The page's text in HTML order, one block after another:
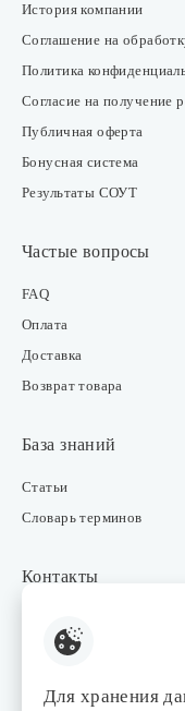
История компании
Соглашение на
Политика
Согласие на получение
Публичная оферта
Бонусная система
Результаты СОУТ
Частые вопросы
FAQ
Оплата
Доставка
Возврат товара
База знаний
Статьи
Словарь терминов
Контакты
Интернет-магазин
Для хранения